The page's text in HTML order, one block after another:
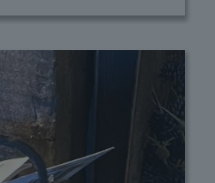
product
meerdere
Deze
optie
kan
gekozen
worden
op